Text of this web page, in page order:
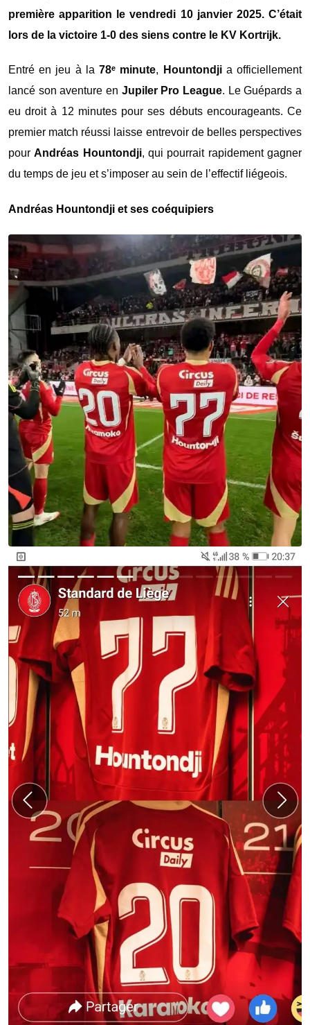
première apparition le vendredi 10 janvier 2025. C’était
lors de la victoire 1-0 des siens contre le KV Kortrijk.
Entré en jeu à la78ᵉ minute, Hountondjia officiellement
lancé son aventure en Jupiler Pro League. Le Guépards a
eu droit à 12 minutes pour ses débuts encourageants. Ce
premier match réussi laisse entrevoir de belles perspectives
pourAndréas Hountondji, qui pourrait rapidement gagner
du temps de jeu et s’imposer au sein de l’effectif liégeois.
Andréas Hountondji et ses coéquipiers